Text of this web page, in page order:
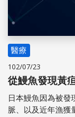
醫療
102/07/23
從鰻魚發現黃
日本鰻魚因為被發
脈、以及近年漁獲